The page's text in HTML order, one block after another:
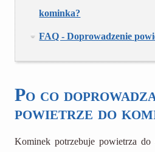
kominka?
FAQ - Doprowadzenie
Po co
powietrze do
Kominek potrzebuje powietrza do